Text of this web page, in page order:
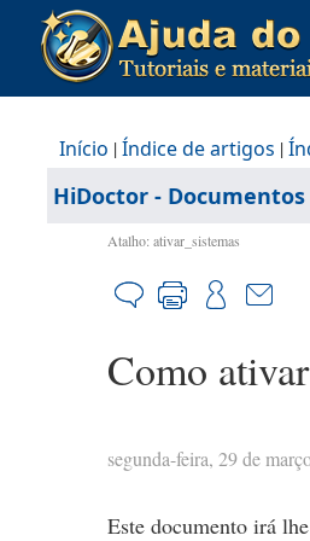
Início |Índice de artigos |
HiDoctor -
Atalho: ativar_sistemas
Como
segunda-feira, 29 de
Este documento irá